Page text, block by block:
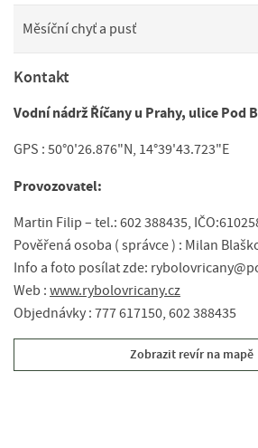
Měsíční chyť a pusť
Kontakt
Vodní nádrž Říčany u Prahy, ulice Pod
GPS : 50°0'26.876"N, 14°39'43.723"E
Provozovatel:
Martin Filip – tel.: 602 388435,
Pověřená osoba ( správce ) : Milan
Info a foto posílat zde:
Web : www.rybolovricany.cz
Objednávky : 777 617150, 602 388435
Zobrazit revír na mapě